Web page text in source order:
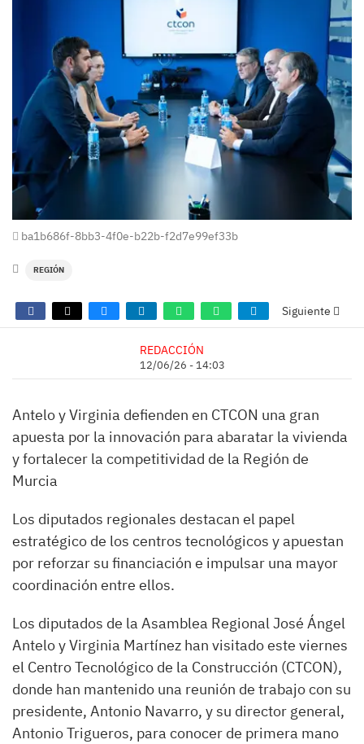
ba1b686f-8bb3-4f0e-b22b-f2d7e99ef33b
REGIÓN
Siguiente
REDACCIÓN
12/06/26 - 14:03
Antelo y Virginia defienden en CTCON una gran
apuesta por la innovación para abaratar la vivienda
y fortalecer la competitividad de la Región de
Murcia
Los diputados regionales destacan el papel
estratégico de los centros tecnológicos y apuestan
por reforzar su financiación e impulsar una mayor
coordinación entre ellos.
Los diputados de la Asamblea Regional José Ángel
Antelo y Virginia Martínez han visitado este viernes
el Centro Tecnológico de la Construcción (CTCON),
donde han mantenido una reunión de trabajo con su
presidente, Antonio Navarro, y su director general,
Antonio Trigueros, para conocer de primera mano